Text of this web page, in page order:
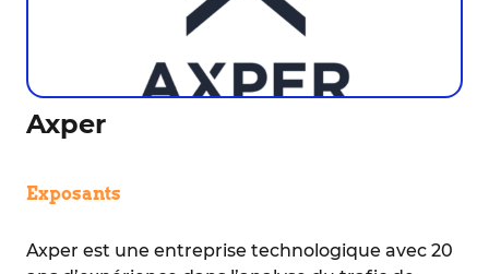
Axper
Exposants
Axper est une entreprise technologique avec 20